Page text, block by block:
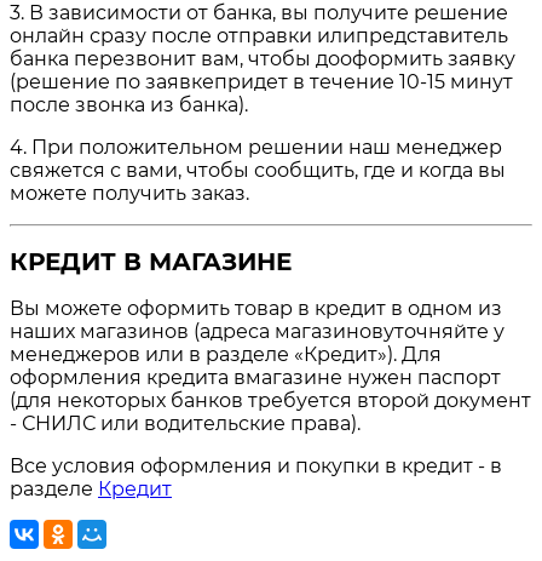
3. В зависимости от банка, вы получите решение
онлайн сразу после отправки илипредставитель
банка перезвонит вам, чтобы дооформить заявку
(решение по заявкепридет в течение 10-15 минут
после звонка из банка).
4. При положительном решении наш менеджер
свяжется с вами, чтобы сообщить, где и когда вы
можете получить заказ.
КРЕДИТ В МАГАЗИНЕ
Вы можете оформить товар в кредит в одном из
наших магазинов (адреса магазиновуточняйте у
менеджеров или в разделе «Кредит»). Для
оформления кредита вмагазине нужен паспорт
(для некоторых банков требуется второй документ
- СНИЛС или водительские права).
Все условия оформления и покупки в кредит - в
разделе Кредит